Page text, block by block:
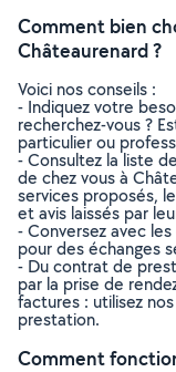
Comment bien
Châteaurenard ?
Voici nos conseils :
- Indiquez votre
recherchez-vous ?
particulier ou
- Consultez la liste
de chez vous à
services proposés,
et avis laissés par
- Conversez avec
pour des échanges
- Du contrat de
par la prise de
factures : utilisez
prestation.
Comment